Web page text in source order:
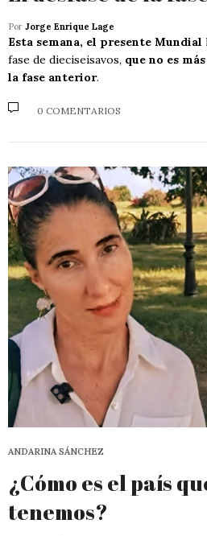
Por Jorge Enrique Lage
Esta semana, el presente Mundial
fase de dieciseisavos, que no es
la fase anterior.
0 COMENTARIOS
ANDARINA SÁNCHEZ
¿Cómo es el país
tenemos?